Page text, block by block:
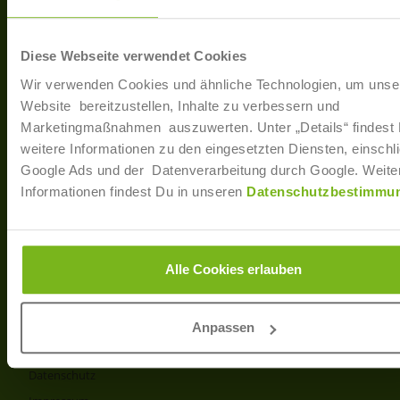
Diese Webseite verwendet Cookies
Wir verwenden Cookies und ähnliche Technologien, um
Website bereitzustellen, Inhalte zu verbessern und
Marketingmaßnahmen auszuwerten. Unter „Details“ findest
weitere Informationen zu den eingesetzten Diensten,
Google Ads und der Datenverarbeitung durch Google.
Informationen findest Du in unseren
Alle Cookies erlauben
Anpassen
40233 Düsseldorf
T: +49 (0)211 / 866 68 - 13
E-Mail: info@joborama.de
Über Uns
Veranstaltungen
Ansprechpartner
Partner
Produkt- und Preisliste
Disclaimer